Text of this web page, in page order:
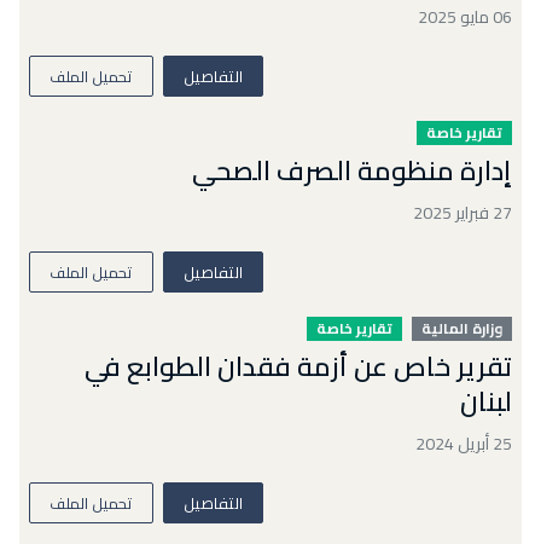
06 مايو 2025
التفاصيل تحميل الملف
تقارير خاصة
إدارة منظومة الصرف الصحي
27 فبراير 2025
التفاصيل تحميل الملف
وزارة المالية تقارير خاصة
تقرير خاص عن أزمة فقدان الطوابع في
لبنان
25 أبريل 2024
التفاصيل تحميل الملف